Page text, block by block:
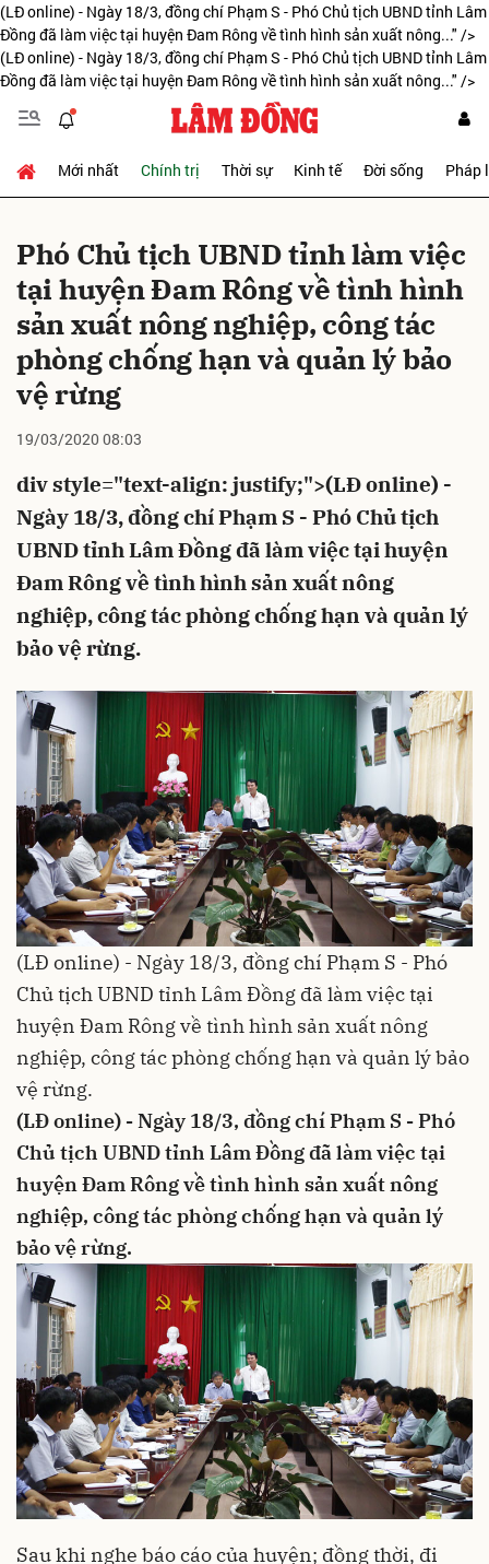
(LĐ online) - Ngày 18/3, đồng chí Phạm S - Phó Chủ tịch UBND tỉnh Lâm
Đồng đã làm việc tại huyện Đam Rông về tình hình sản xuất nông..." />
(LĐ online) - Ngày 18/3, đồng chí Phạm S - Phó Chủ tịch UBND tỉnh Lâm
Đồng đã làm việc tại huyện Đam Rông về tình hình sản xuất nông..." />
Mới nhất Chính trị Thời sự Kinh tế Đời sống Pháp
Phó Chủ tịch UBND tỉnh làm việc
tại huyện Đam Rông về tình hình
sản xuất nông nghiệp, công tác
phòng chống hạn và quản lý bảo
vệ rừng
19/03/2020 08:03
div style="text-align: justify;">(LĐ online) -
Ngày 18/3, đồng chí Phạm S - Phó Chủ tịch
UBND tỉnh Lâm Đồng đã làm việc tại huyện
Đam Rông về tình hình sản xuất nông
nghiệp, công tác phòng chống hạn và quản lý
bảo vệ rừng.
(LĐ online) - Ngày 18/3, đồng chí Phạm S - Phó
Chủ tịch UBND tỉnh Lâm Đồng đã làm việc tại
huyện Đam Rông về tình hình sản xuất nông
nghiệp, công tác phòng chống hạn và quản lý bảo
vệ rừng.
(LĐ online) - Ngày 18/3, đồng chí Phạm S - Phó
Chủ tịch UBND tỉnh Lâm Đồng đã làm việc tại
huyện Đam Rông về tình hình sản xuất nông
nghiệp, công tác phòng chống hạn và quản lý
bảo vệ rừng.
Sau khi nghe báo cáo của huyện; đồng thời, đi
Gửi bình luận
Hủy Gửi